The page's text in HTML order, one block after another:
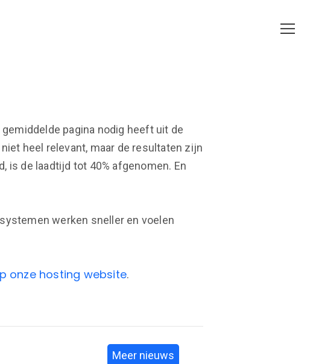
pagina nodig heeft uit de
heel relevant, maar de resultaten zijn
is de laadtijd tot 40% afgenomen. En
werken sneller en voelen
onze hosting website.
Meer nieuws